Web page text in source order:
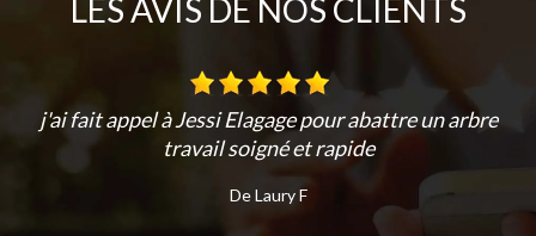
LES AVIS DE NOS CLIENTS
j'ai fait appel à Jessi Elagage pour abattre un arbre
travail soigné et rapide
De Laury F